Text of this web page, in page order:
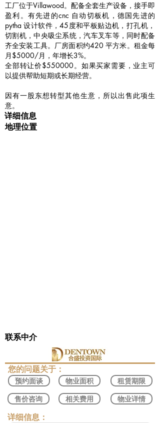
工厂位于Villawood。配备全套生产设备，接手即
盈利。有先进的cnc 自动切板机，德国先进的
pytha 设计软件，45度和平板贴边机，打孔机，
切割机，中央吸尘系统，汽车叉车等，同时配备
齐全安装工具。厂房面积约420 平方米。租金每
月$5000/月，年增长3%。
全部转让价$550000。如果买家需要，业主可
以提供帮助短期或长期经营。
因有一股东想转型其他生意，所以出售此项生
意。
详细信息
地理位置
联系中介
​您的问题关于：
预约面谈
售价咨询
物业面积
相关费用
租赁期限
物业详情
​详细信息：